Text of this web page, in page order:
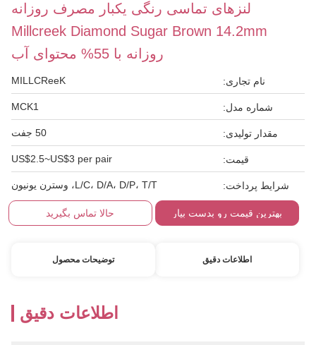
لنزهای تماسی رنگی یکبار مصرف روزانه
Millcreek Diamond Sugar Brown 14.2mm
روزانه با 55% محتوای آب
نام تجاری: MILLCReeK
شماره مدل: MCK1
مقدار تولیدی: 50 جفت
قیمت: US$2.5~US$3 per pair
شرایط پرداخت: L/C، D/A، D/P، T/T، وسترن یونیون
بهترین قیمت رو بدست بیار حالا تماس بگیرید
اطلاعات دقیق توضیحات محصول
اطلاعات دقیق